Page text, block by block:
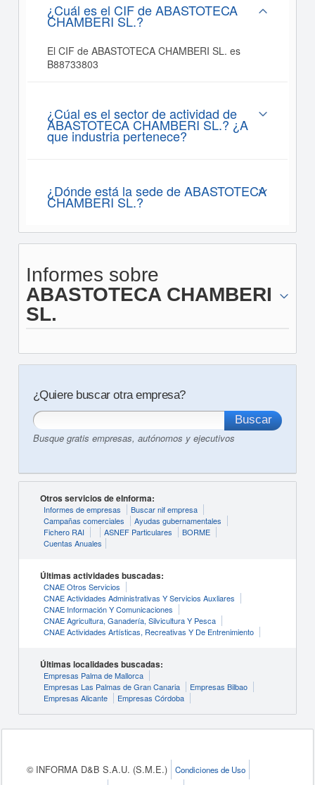
¿Cuál es el CIF de ABASTOTECA
CHAMBERI SL.?
El CIF de ABASTOTECA CHAMBERI SL. es
B88733803
¿Cúal es el sector de actividad de
ABASTOTECA CHAMBERI SL.? ¿A
que industria pertenece?
¿Dónde está la sede de ABASTOTECA
CHAMBERI SL.?
Informes sobre
ABASTOTECA CHAMBERI
SL.
¿Quiere buscar otra empresa?
Busque gratis empresas, autónomos y ejecutivos
Otros servicios de eInforma:
Informes de empresas
Buscar nif empresa
Campañas comerciales
Ayudas gubernamentales
Fichero RAI
ASNEF Particulares
BORME
Cuentas Anuales
Últimas actividades buscadas:
CNAE Otros Servicios
CNAE Actividades Administrativas Y Servicios Auxliares
CNAE Información Y Comunicaciones
CNAE Agricultura, Ganadería, Silvicultura Y Pesca
CNAE Actividades Artísticas, Recreativas Y De Entrenimiento
Últimas localidades buscadas:
Empresas Palma de Mallorca
Empresas Las Palmas de Gran Canaria
Empresas Bilbao
Empresas Alicante
Empresas Córdoba
© INFORMA D&B S.A.U. (S.M.E.)
Condiciones de Uso